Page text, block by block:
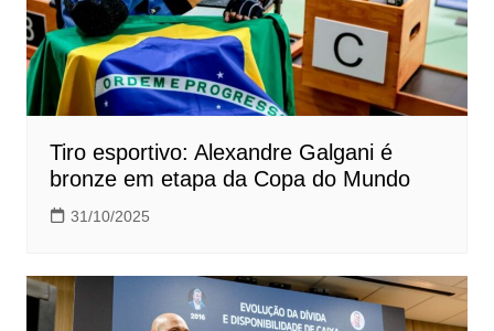
Tiro esportivo: Alexandre Galgani é
bronze em etapa da Copa do Mundo
31/10/2025